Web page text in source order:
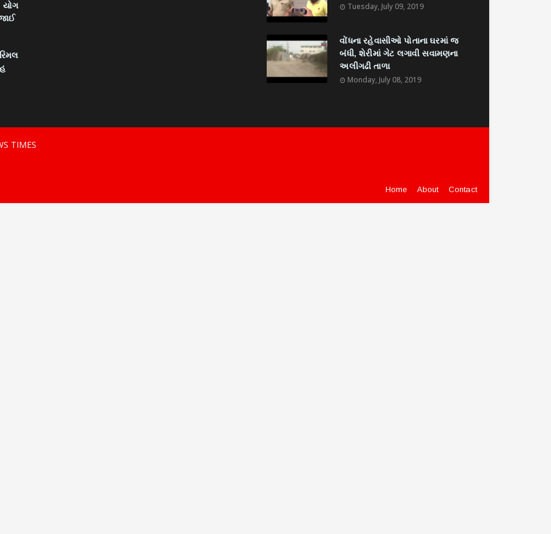
યોગ
Tuesday, July 09, 2019
વોંધના રહેવાસીઓ પોતાના ઘરમાં જ
બંધી, શેરીમાં ગેટ લગાવી સવામણના
અલીગઢી તાળા
Monday, July 08, 2019
TIMES
Home About Contact